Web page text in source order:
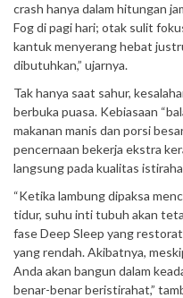
crash hanya dalam hitungan
Fog di pagi hari; otak sulit
kantuk menyerang hebat
dibutuhkan,” ujarnya.
Tak hanya saat sahur,
berbuka puasa. Kebiasaan
makanan manis dan porsi
pencernaan bekerja ekstra
langsung pada kualitas
“Ketika lambung dipaksa
tidur, suhu inti tubuh akan
fase Deep Sleep yang
yang rendah. Akibatnya,
Anda akan bangun dalam
benar-benar beristirahat,”